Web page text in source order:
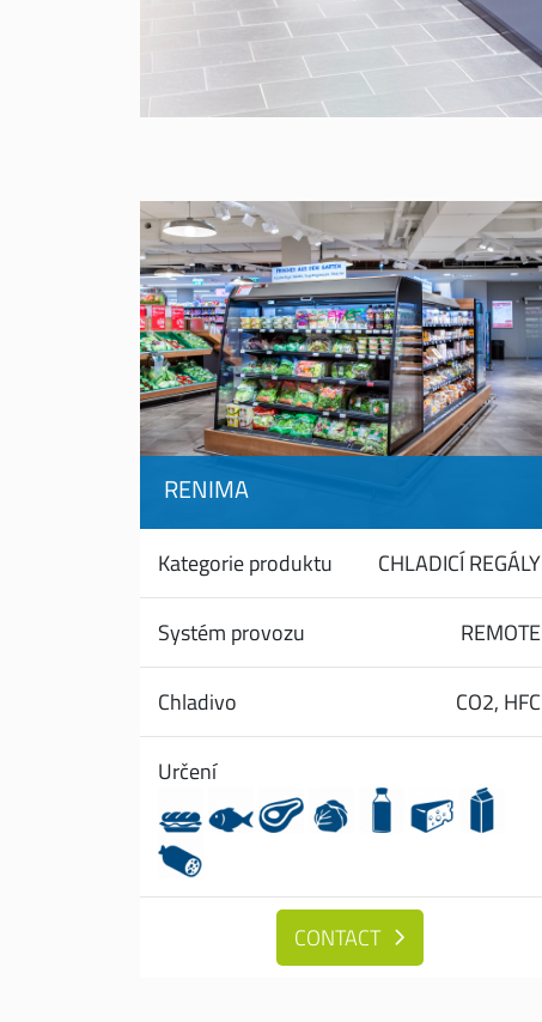
RENIMA
Kategorie produktu CHLADICÍ REGÁLY
Systém provozu REMOTE
Chladivo CO2, HFC
Určení
CONTACT